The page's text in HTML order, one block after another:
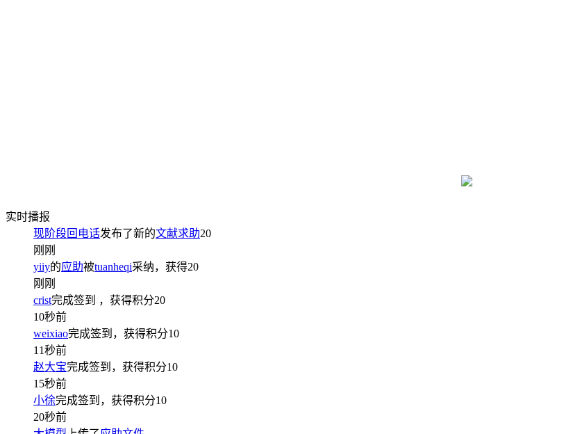
实时播报
现阶段回电话发布了新的文献求助20
刚刚
yiiy的应助被tuanheqi采纳，获得20
刚刚
crist完成签到 ，获得积分20
10秒前
weixiao完成签到，获得积分10
11秒前
赵大宝完成签到，获得积分10
15秒前
小徐完成签到，获得积分10
20秒前